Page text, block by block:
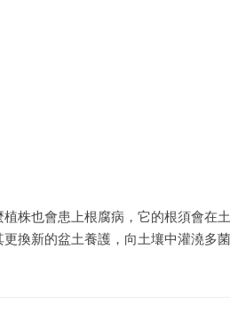
株也會患上根腐病，它的根須會在
換新的盆土養護，向土壤中灌澆多菌